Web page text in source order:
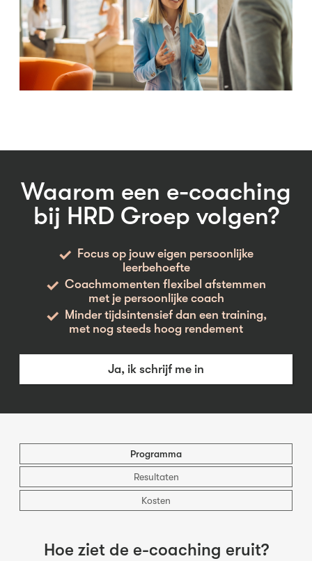
Waarom een e-coaching
bij HRD Groep volgen?
Focus op jouw eigen persoonlijke
leerbehoefte
Coachmomenten flexibel afstemmen
met je persoonlijke coach
Minder tijdsintensief dan een training,
met nog steeds hoog rendement
Ja, ik schrijf me in
Programma
Resultaten
Kosten
Hoe ziet de e-coaching eruit?